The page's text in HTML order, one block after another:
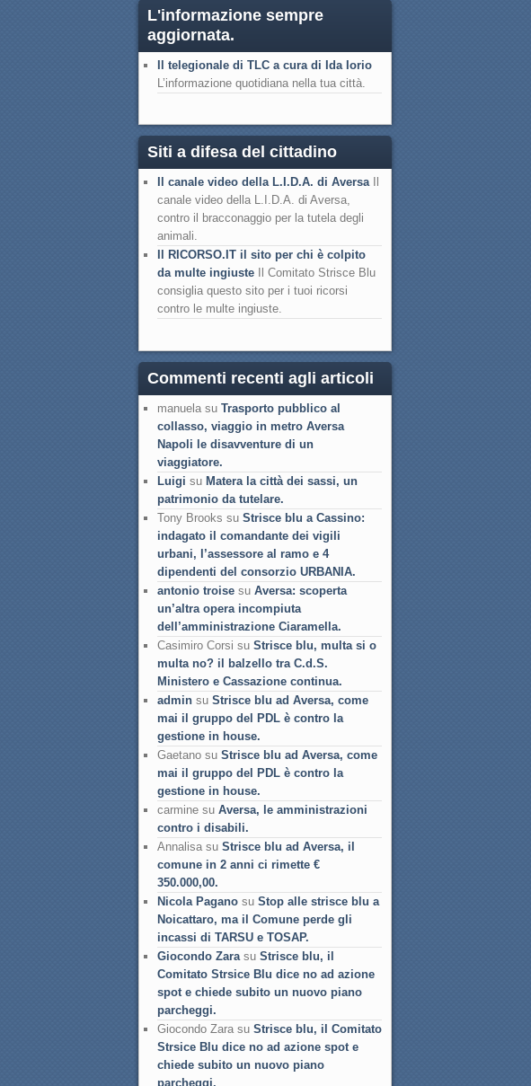
L'informazione sempre
aggiornata.
Il telegionale di TLC a cura di Ida Iorio
L’informazione quotidiana nella tua città.
Siti a difesa del cittadino
Il canale video della L.I.D.A. di AversaIl
canale video della L.I.D.A. di Aversa,
contro il bracconaggio per la tutela degli
animali.
Il RICORSO.IT il sito per chi è colpito
da multe ingiuste Il Comitato Strisce Blu
consiglia questo sito per i tuoi ricorsi
contro le multe ingiuste.
Commenti recenti agli articoli
manuela su Trasporto pubblico al
collasso, viaggio in metro Aversa
Napoli le disavventure di un
viaggiatore.
Luigi su Matera la città dei sassi, un
patrimonio da tutelare.
Tony Brooks su Strisce blu a Cassino:
indagato il comandante dei vigili
urbani, l’assessore al ramo e 4
dipendenti del consorzio URBANIA.
antonio troise su Aversa: scoperta
un’altra opera incompiuta
dell’amministrazione Ciaramella.
Casimiro Corsi su Strisce blu, multa si o
multa no? il balzello tra C.d.S.
Ministero e Cassazione continua.
admin su Strisce blu ad Aversa, come
mai il gruppo del PDL è contro la
gestione in house.
Gaetano su Strisce blu ad Aversa, come
mai il gruppo del PDL è contro la
gestione in house.
carmine su Aversa, le amministrazioni
contro i disabili.
Annalisa su Strisce blu ad Aversa, il
comune in 2 anni ci rimette €
350.000,00.
Nicola Pagano su Stop alle strisce blu a
Noicattaro, ma il Comune perde gli
incassi di TARSU e TOSAP.
Giocondo Zara su Strisce blu, il
Comitato Strsice Blu dice no ad azione
spot e chiede subito un nuovo piano
parcheggi.
Giocondo Zara su Strisce blu, il Comitato
Strsice Blu dice no ad azione spot e
chiede subito un nuovo piano
parcheggi.